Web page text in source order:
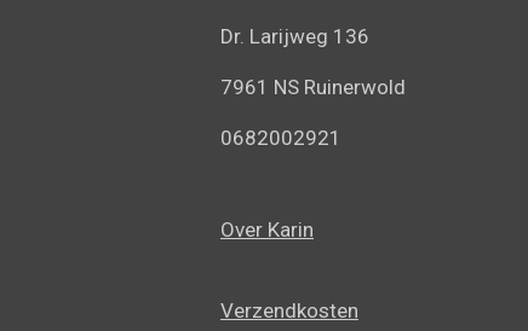
Dr. Larijweg 136
7961 NS Ruinerwold
0682002921
Over Karin
Verzendkosten